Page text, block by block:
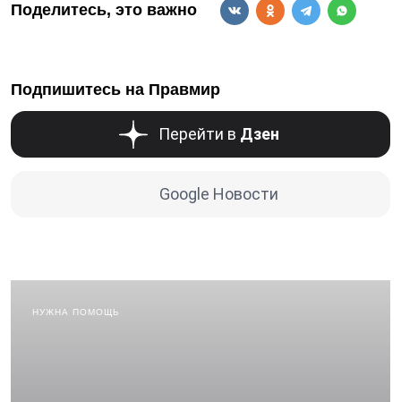
Поделитесь, это важно
Подпишитесь на Правмир
Перейти в Дзен
Google Новости
НУЖНА ПОМОЩЬ